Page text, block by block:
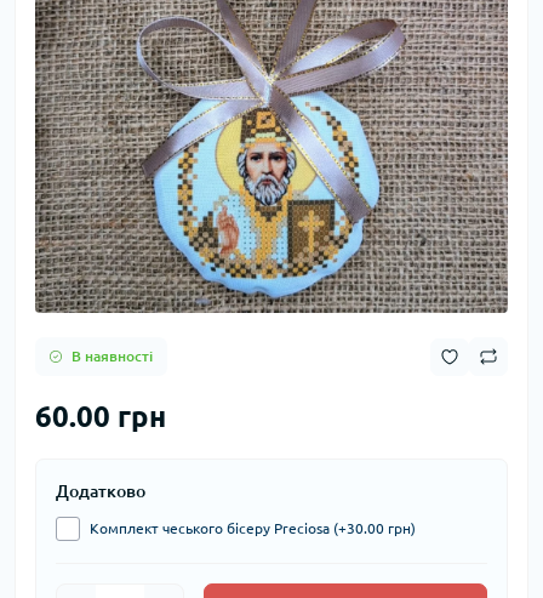
В наявності
60.00 грн
Додатково
Комплект чеського бісеру Preciosa (+30.00 грн)